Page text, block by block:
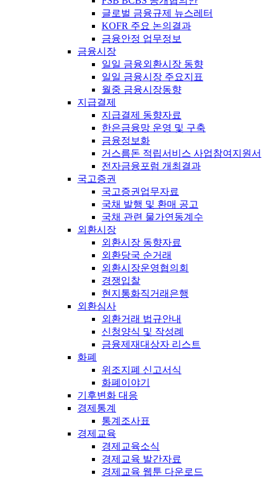
글로벌 금융규제 뉴스레터
KOFR 주요 논의결과
금융안정 업무정보
금융시장
일일 금융외환시장 동향
일일 금융시장 주요지표
월중 금융시장동향
지급결제
지급결제 동향자료
한은금융망 운영 및 구축
금융정보화
거스름돈 적립서비스 사업참여지원서
전자금융포럼 개최결과
국고증권
국고증권업무자료
국채 발행 및 환매 공고
국채 관련 물가연동계수
외환시장
외환시장 동향자료
외환당국 순거래
외환시장운영협의회
경쟁입찰
현지통화직거래은행
외환심사
외환거래 법규안내
신청양식 및 작성례
금융제재대상자 리스트
화폐
위조지폐 신고서식
화폐이야기
기후변화 대응
경제통계
통계조사표
경제교육
경제교육소식
경제교육 발간자료
경제교육 웹툰 다운로드